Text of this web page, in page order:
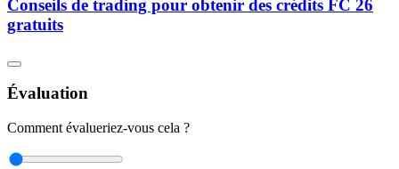
Conseils de trading pour obtenir des crédits FC 26
gratuits
Évaluation
Comment évalueriez-vous cela ?